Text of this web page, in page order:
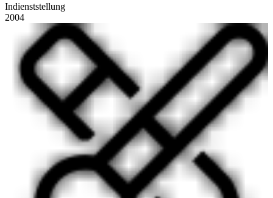
Indienststellung
2004